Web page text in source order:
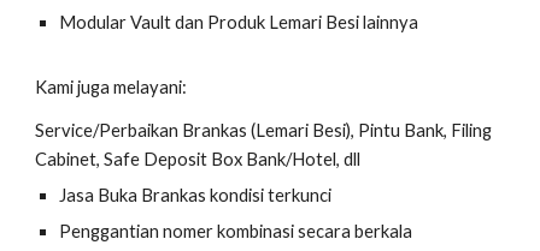
Modular Vault dan Produk Lemari Besi lainnya
Kami juga melayani:
Service/Perbaikan Brankas (Lemari Besi), Pintu Bank, Filing
Cabinet, Safe Deposit Box Bank/Hotel, dll
Jasa Buka Brankas kondisi terkunci
Penggantian nomer kombinasi secara berkala